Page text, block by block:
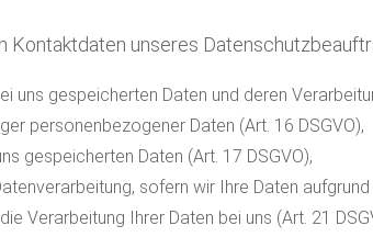
Kontaktdaten unseres
uns gespeicherten Daten und deren
personenbezogener Daten (Art. 16 DSGVO),
gespeicherten Daten (Art. 17 DSGVO),
sofern wir Ihre Daten
Verarbeitung Ihrer Daten bei uns (Art. 21